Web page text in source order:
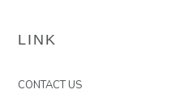
LINK
CONTACT US